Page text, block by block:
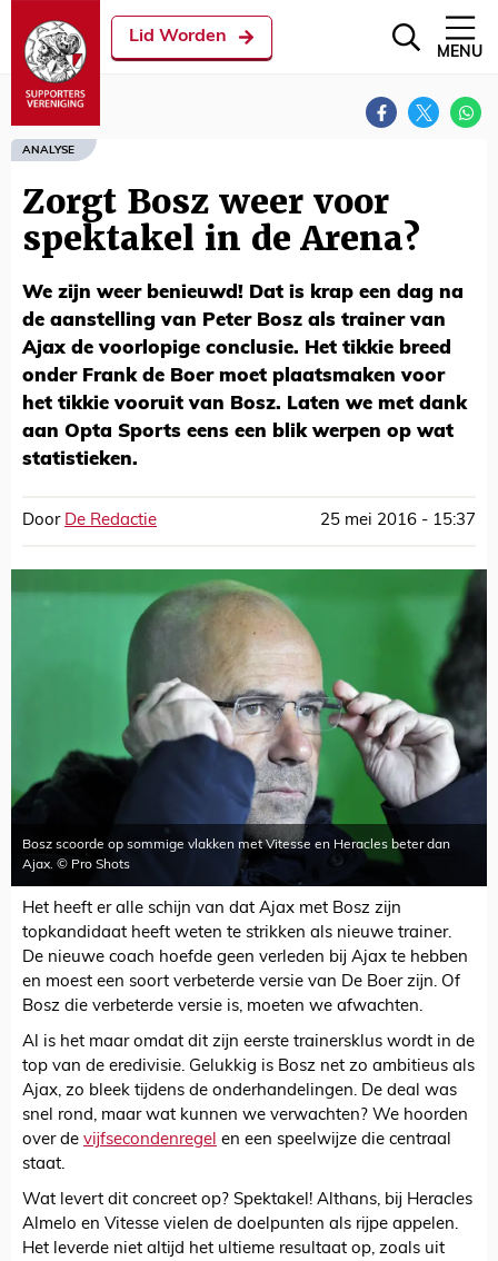
Lid Worden
MENU
ANALYSE
Zorgt Bosz weer voor
spektakel in de Arena?
We zijn weer benieuwd! Dat is krap een dag na
de aanstelling van Peter Bosz als trainer van
Ajax de voorlopige conclusie. Het tikkie breed
onder Frank de Boer moet plaatsmaken voor
het tikkie vooruit van Bosz. Laten we met dank
aan Opta Sports eens een blik werpen op wat
statistieken.
Door De Redactie 25 mei 2016 - 15:37
Bosz scoorde op sommige vlakken met Vitesse en Heracles beter dan
Ajax. © Pro Shots
Het heeft er alle schijn van dat Ajax met Bosz zijn
topkandidaat heeft weten te strikken als nieuwe trainer.
De nieuwe coach hoefde geen verleden bij Ajax te hebben
en moest een soort verbeterde versie van De Boer zijn. Of
Bosz die verbeterde versie is, moeten we afwachten.
Al is het maar omdat dit zijn eerste trainersklus wordt in de
top van de eredivisie. Gelukkig is Bosz net zo ambitieus als
Ajax, zo bleek tijdens de onderhandelingen. De deal was
snel rond, maar wat kunnen we verwachten? We hoorden
over de vijfsecondenregel en een speelwijze die centraal
staat.
Wat levert dit concreet op? Spektakel! Althans, bij Heracles
Almelo en Vitesse vielen de doelpunten als rijpe appelen.
Het leverde niet altijd het ultieme resultaat op, zoals uit